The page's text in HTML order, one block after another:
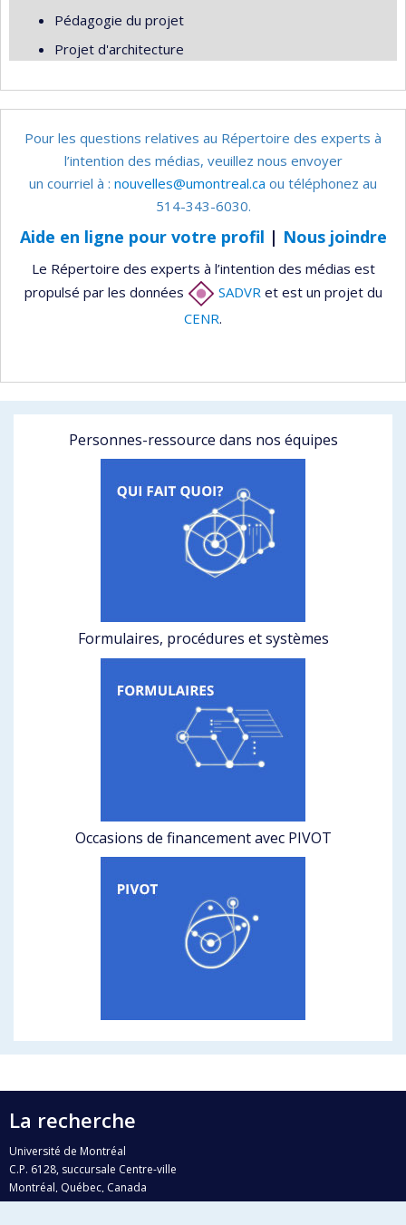
Pédagogie du projet
Projet d'architecture
Pour les questions relatives au Répertoire des experts à
l’intention des médias, veuillez nous envoyer
un courriel à : nouvelles@umontreal.ca ou téléphonez au
514-343-6030.
Aide en ligne pour votre profil | Nous joindre
Le Répertoire des experts à l’intention des médias est
propulsé par les données
SADVR et est un projet du
CENR.
Personnes-ressource dans nos équipes
Formulaires, procédures et systèmes
Occasions de financement avec PIVOT
La recherche
Université de Montréal
C.P. 6128, succursale Centre-ville
Montréal, Québec, Canada
H3C 3J7